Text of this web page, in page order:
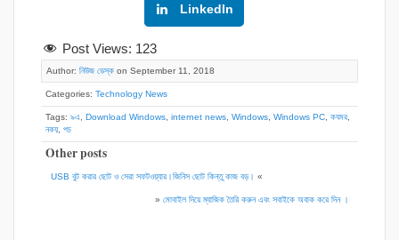
LinkedIn
Post Views: 123
Author: নিউজ ডেস্ক on September 11, 2018
Categories: Technology News
Tags: ৯এ, Download Windows, internet news, Windows, Windows PC, কযমর,
নকয়, পচ
Other posts
USB বুট করার ছোট ও সেরা সফটওয়্যার।জিনিস ছোট কিন্তু কাজ বড়। «
» মোবাইল দিয়ে ম্যাজিক তৈরি করুন এবং সবাইকে অবাক করে দিন ।